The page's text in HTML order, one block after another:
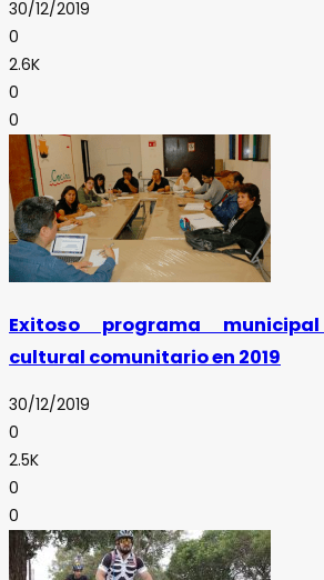
30/12/2019
0
2.6K
0
0
Exitoso programa
cultural comunitario en 2019
30/12/2019
0
2.5K
0
0